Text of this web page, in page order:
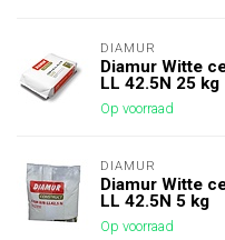
DIAMUR
Diamur Witte
LL 42.5N 25 kg
Op voorraad
DIAMUR
Diamur Witte
LL 42.5N 5 kg
Op voorraad